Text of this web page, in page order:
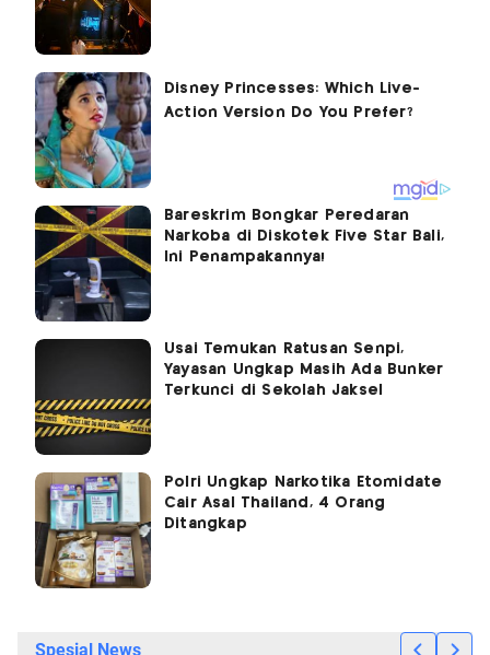
Bareskrim Bongkar Peredaran
Narkoba di Diskotek Five Star Bali,
Ini Penampakannya!
Usai Temukan Ratusan Senpi,
Yayasan Ungkap Masih Ada Bunker
Terkunci di Sekolah Jaksel
Polri Ungkap Narkotika Etomidate
Cair Asal Thailand, 4 Orang
Ditangkap